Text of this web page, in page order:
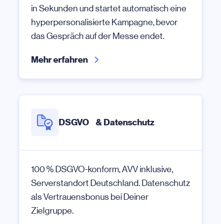
in Sekunden und startet automatisch eine
hyperpersonalisierte Kampagne, bevor
das Gespräch auf der Messe endet.
Mehr erfahren
DSGVO & Datenschutz
100 % DSGVO-konform, AVV inklusive,
Serverstandort Deutschland. Datenschutz
als Vertrauensbonus bei Deiner
Zielgruppe.